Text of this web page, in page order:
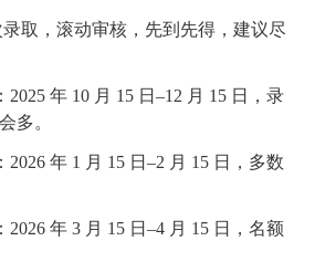
，滚动审核，先到先得，建议尽
年 10 月 15 日–12 月 15 日，录
多。
年 1 月 15 日–2 月 15 日，多数
年 3 月 15 日–4 月 15 日，名额